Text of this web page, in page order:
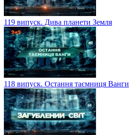
119 випуск. Дива планети Земля
118 випуск. Остання таємниця Ванги